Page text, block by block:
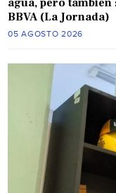
agua, pero
BBVA (La Jornada)
05 AGOSTO 2026